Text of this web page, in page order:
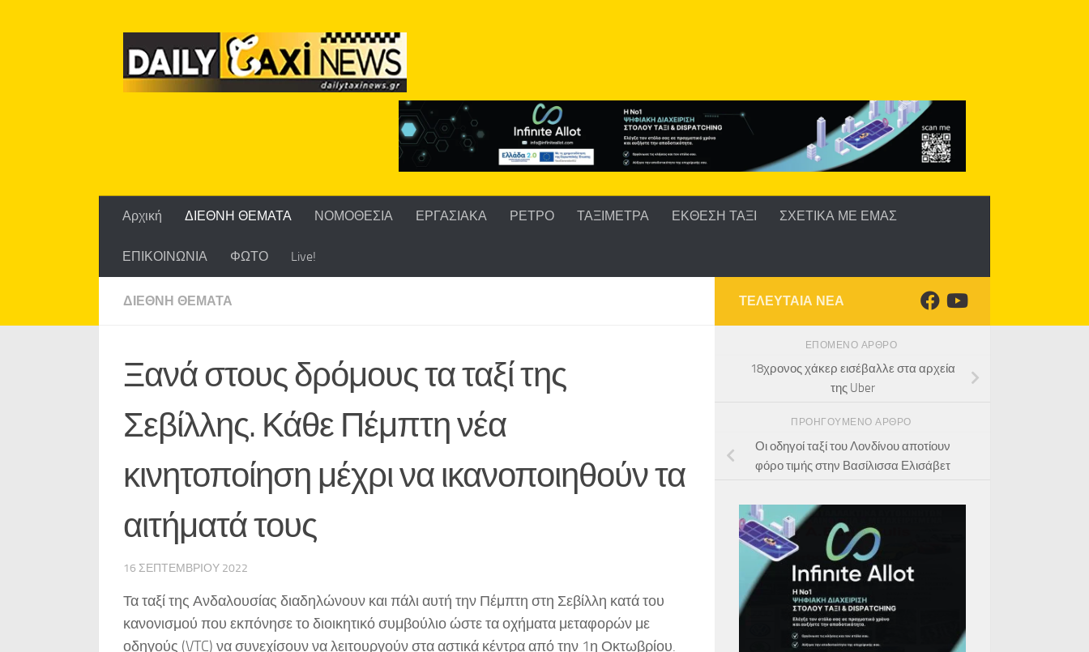
Αρχική ΔΙΕΘΝΗ ΘΕΜΑΤΑ ΝΟΜΟΘΕΣΙΑ ΕΡΓΑΣΙΑΚΑ ΡΕΤΡΟ ΤΑΞΙΜΕΤΡΑ ΕΚΘΕΣΗ ΤΑΞΙ ΣΧΕΤΙΚΑ ΜΕ ΕΜΑΣ
ΕΠΙΚΟΙΝΩΝΙΑ ΦΩΤΟ Live!
ΔΙΕΘΝΗ ΘΕΜΑΤΑ
Ξανά στους δρόμους τα ταξί της
Σεβίλλης. Κάθε Πέμπτη νέα
κινητοποίηση μέχρι να ικανοποιηθούν τα
αιτήματά τους
16 ΣΕΠΤΕΜΒΡΊΟΥ 2022
Τα ταξί της Ανδαλουσίας διαδηλώνουν και πάλι αυτή την Πέμπτη στη Σεβίλλη κατά του
κανονισμού που εκπόνησε το διοικητικό συμβούλιο ώστε τα οχήματα μεταφορών με
οδηγούς (VTC) να συνεχίσουν να λειτουργούν στα αστικά κέντρα από την 1η Οκτωβρίου.
ΤΕΛΕΥΤΑΙΑ ΝΕΑ
ΕΠΌΜΕΝΟ ΆΡΘΡΟ
18χρονος χάκερ εισέβαλλε στα αρχεία
της Uber
ΠΡΟΗΓΟΎΜΕΝΟ ΆΡΘΡΟ
Οι οδηγοί ταξί του Λονδίνου αποτίουν
φόρο τιμής στην Βασίλισσα Ελισάβετ